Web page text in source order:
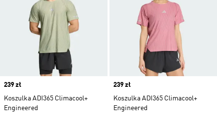
Price
239 zł
Koszulka ADI365 Climacool+
Engineered
Price
239 zł
Koszulka ADI365 Climacool+
Engineered